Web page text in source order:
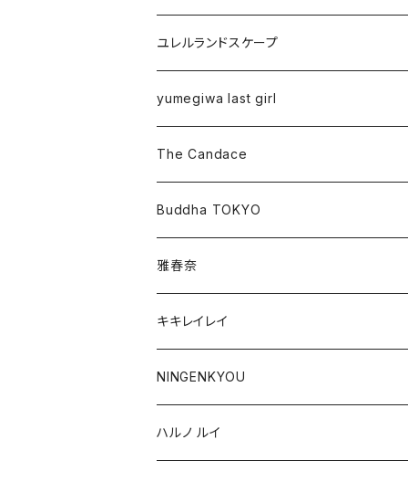
ユレルランドスケープ
yumegiwa last girl
The Candace
Buddha TOKYO
雅春奈
キキレイレイ
NINGENKYOU
ハルノ ルイ